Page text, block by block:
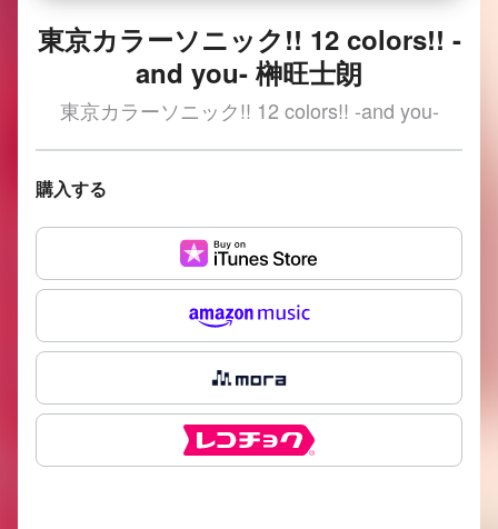
東京カラーソニック!! 12 colors!! -
and you- 榊旺士朗
東京カラーソニック!! 12 colors!! -and you-
購入する